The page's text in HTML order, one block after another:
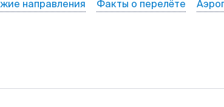
направления Факты о перелёте